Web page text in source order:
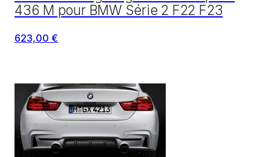
436 M pour BMW Série 2 F22 F23
623,00 €